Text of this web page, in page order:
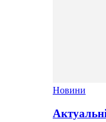
Новини